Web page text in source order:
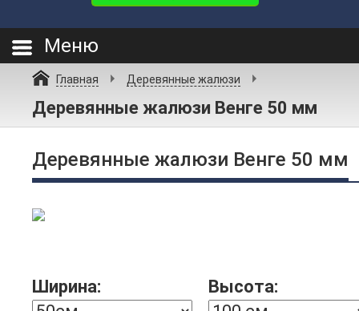
Меню
Главная Деревянные жалюзи
Деревянные жалюзи Венге 50 мм
Деревянные жалюзи Венге 50 мм
Ширина: Высота: